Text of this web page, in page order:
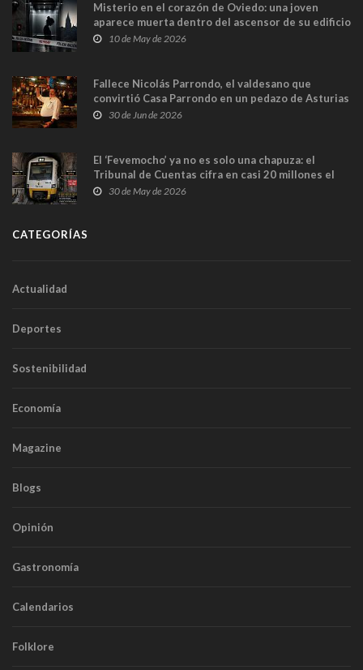
Misterio en el corazón de Oviedo: una joven
aparece muerta dentro del ascensor de su edificio
y las cámaras captan sus últimos minutos
10 de May de 2026
Fallece Nicolás Parrondo, el valdesano que
convirtió Casa Parrondo en un pedazo de Asturias
en Madrid
30 de Jun de 2026
El ‘Fevemocho’ ya no es solo una chapuza: el
Tribunal de Cuentas cifra en casi 20 millones el
sobrecoste de los trenes que no cabían por los
30 de May de 2026
CATEGORÍAS
Actualidad
Deportes
Sostenibilidad
Economía
Magazine
Blogs
Opinión
Gastronomía
Calendarios
Folklore